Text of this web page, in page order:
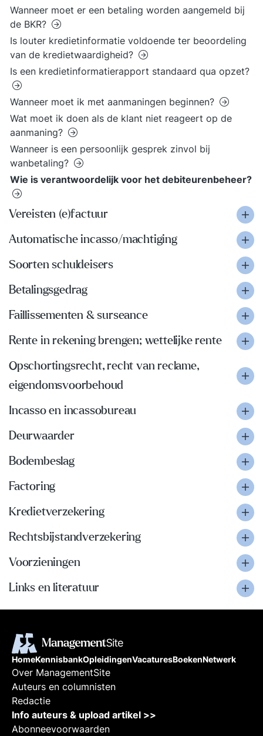
Wanneer moet er een betaling worden aangemeld bij
de BKR?
Is louter kredietinformatie voldoende ter beoordeling
van de kredietwaardigheid?
Is een kredietinformatierapport standaard qua opzet?
Wanneer moet ik met aanmaningen beginnen?
Wat moet ik doen als de klant niet reageert op de
aanmaning?
Wanneer is een persoonlijk gesprek zinvol bij
wanbetaling?
Wie is verantwoordelijk voor het debiteurenbeheer?
Vereisten (e)factuur
Automatische incasso/machtiging
Soorten schuldeisers
Betalingsgedrag
Faillissementen & surseance
Rente in rekening brengen; wettelijke rente
Opschortingsrecht, recht van reclame,
eigendomsvoorbehoud
Incasso en incassobureau
Deurwaarder
Bodembeslag
Factoring
Kredietverzekering
Rechtsbijstandverzekering
Voorzieningen
Links en literatuur
HomeKennisbankOpleidingenVacaturesBoekenNetwerk
Over ManagementSite
Auteurs en columnisten
Redactie
Info auteurs & upload artikel >>
Abonneevoorwaarden